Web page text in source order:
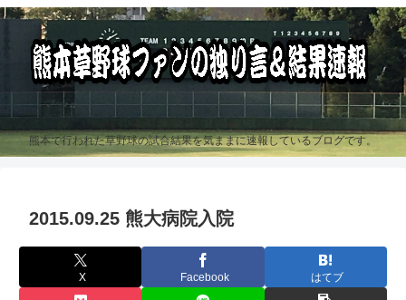
熊本で行われた草野球の試合結果を気ままに速報しているブログです。
2015.09.25 熊大病院入院
X Facebook はてブ